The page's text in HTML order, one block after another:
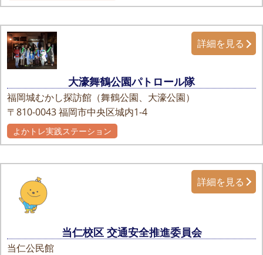
大濠舞鶴公園パトロール隊
福岡城むかし探訪館（舞鶴公園、大濠公園）
〒810-0043福岡市中央区城内1-4
詳細を見る
よかトレ実践ステーション
当仁校区 交通安全推進委員会
当仁公民館
詳細を見る